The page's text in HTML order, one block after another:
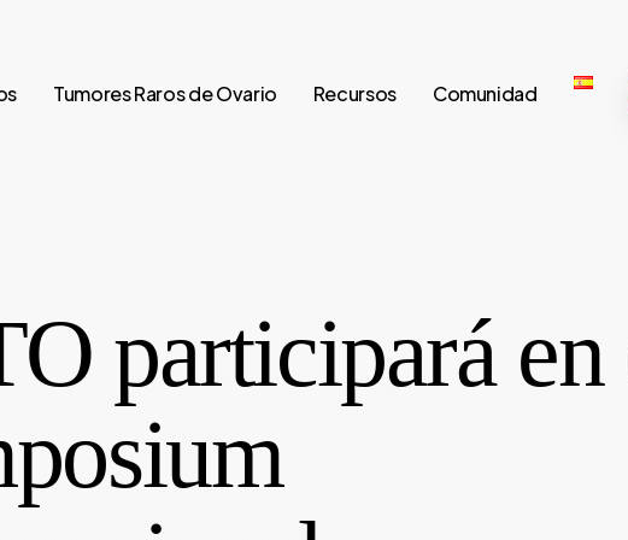
Tumores Raros de Ovario Recursos Comunidad
participará en